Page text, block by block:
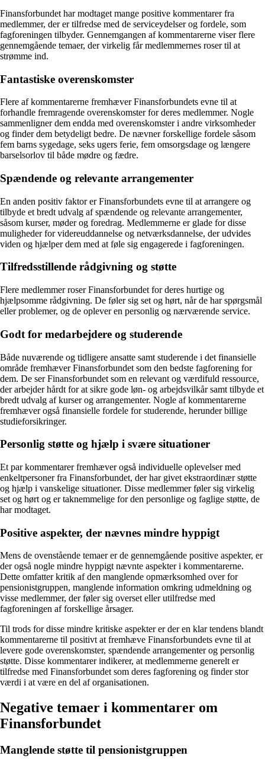
Finansforbundet har modtaget mange positive kommentarer fra
medlemmer, der er tilfredse med de serviceydelser og fordele, som
fagforeningen tilbyder. Gennemgangen af kommentarerne viser flere
gennemgående temaer, der virkelig får medlemmernes roser til at
strømme ind.
Fantastiske overenskomster
Flere af kommentarerne fremhæver Finansforbundets evne til at
forhandle fremragende overenskomster for deres medlemmer. Nogle
sammenligner dem endda med overenskomster i andre virksomheder
og finder dem betydeligt bedre. De nævner forskellige fordele såsom
fem barns sygedage, seks ugers ferie, fem omsorgsdage og længere
barselsorlov til både mødre og fædre.
Spændende og relevante arrangementer
En anden positiv faktor er Finansforbundets evne til at arrangere og
tilbyde et bredt udvalg af spændende og relevante arrangementer,
såsom kurser, møder og foredrag. Medlemmerne er glade for disse
muligheder for videreuddannelse og netværksdannelse, der udvides
viden og hjælper dem med at føle sig engagerede i fagforeningen.
Tilfredsstillende rådgivning og støtte
Flere medlemmer roser Finansforbundet for deres hurtige og
hjælpsomme rådgivning. De føler sig set og hørt, når de har spørgsmål
eller problemer, og de oplever en personlig og nærværende service.
Godt for medarbejdere og studerende
Både nuværende og tidligere ansatte samt studerende i det finansielle
område fremhæver Finansforbundet som den bedste fagforening for
dem. De ser Finansforbundet som en relevant og værdifuld ressource,
der arbejder hårdt for at sikre gode løn- og arbejdsvilkår samt tilbyde et
bredt udvalg af kurser og arrangementer. Nogle af kommentarerne
fremhæver også finansielle fordele for studerende, herunder billige
studieforsikringer.
Personlig støtte og hjælp i svære situationer
Et par kommentarer fremhæver også individuelle oplevelser med
enkeltpersoner fra Finansforbundet, der har givet ekstraordinær støtte
og hjælp i vanskelige situationer. Disse medlemmer føler sig virkelig
set og hørt og er taknemmelige for den personlige og faglige støtte, de
har modtaget.
Positive aspekter, der nævnes mindre hyppigt
Mens de ovenstående temaer er de gennemgående positive aspekter, er
der også nogle mindre hyppigt nævnte aspekter i kommentarerne.
Dette omfatter kritik af den manglende opmærksomhed over for
pensionistgruppen, manglende information omkring udmeldning og
visse medlemmer, der føler sig overset eller utilfredse med
fagforeningen af forskellige årsager.
Til trods for disse mindre kritiske aspekter er der en klar tendens blandt
kommentarerne til positivt at fremhæve Finansforbundets evne til at
levere gode overenskomster, spændende arrangementer og personlig
støtte. Disse kommentarer indikerer, at medlemmerne generelt er
tilfredse med Finansforbundet som deres fagforening og finder stor
værdi i at være en del af organisationen.
Negative temaer i kommentarer om
Finansforbundet
Manglende støtte til pensionistgruppen